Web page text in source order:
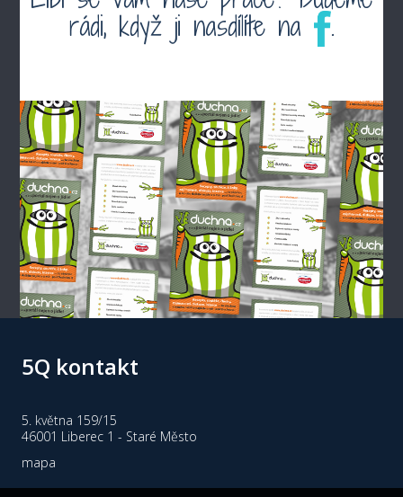
rádi, když ji nasdílíte na .
5Q kontakt
5. května 159/15
46001 Liberec 1 - Staré Město
mapa